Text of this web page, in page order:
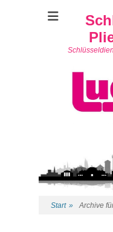
Start » Archive